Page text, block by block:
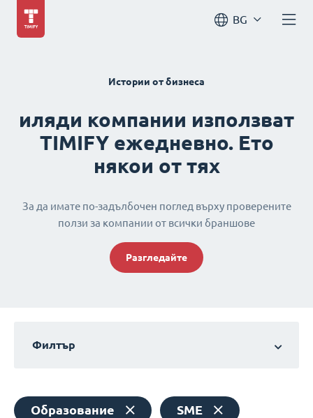
BG
Истории от бизнеса
иляди компании използват
TIMIFY ежедневно. Ето
някои от тях
За да имате по-задълбочен поглед върху проверените
ползи за компании от всички браншове
Разгледайте
Филтър
Образование SME